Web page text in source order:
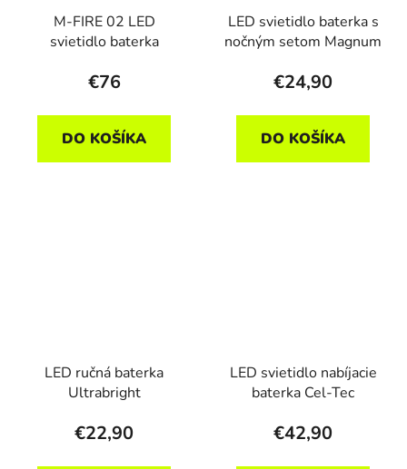
M-FIRE 02 LED
svietidlo baterka
€76
DO KOŠÍKA
LED svietidlo baterka s
nočným setom Magnum
€24,90
DO KOŠÍKA
LED ručná baterka
Ultrabright
€22,90
LED svietidlo nabíjacie
baterka Cel-Tec
€42,90